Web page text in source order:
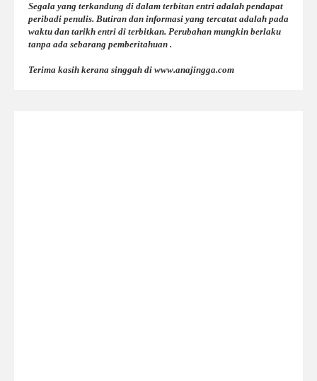
Segala yang terkandung di dalam terbitan entri adalah pendapat
peribadi penulis. Butiran dan informasi yang tercatat adalah pada
waktu dan tarikh entri di terbitkan. Perubahan mungkin berlaku
tanpa ada sebarang pemberitahuan .
Terima kasih kerana singgah di www.anajingga.com